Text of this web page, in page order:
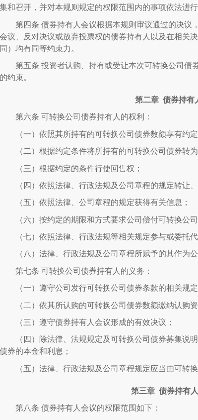
集和召开，并对本规则规定的权限范围内的事项依法进行
第四条 债券持有人会议根据本规则审议通过的决议
会议、反对决议或放弃投票权的债券持有人以及在相关
同）均有同等约束力。
第五条 投资者认购、持有或受让本次可转换公司债
的约束。
第二章 债券持有
第六条 可转换公司债券持有人的权利：
（一）依照其所持有的可转换公司债券数额享有约定
（二）根据约定条件将所持有的可转换公司债券转
（三）根据约定的条件行使回售权；
（四）依照法律、行政法规及公司章程的规定转让
（五）依照法律、公司章程的规定获得有关信息；
（六）按约定的期限和方式要求公司偿付可转换公
（七）依照法律、行政法规等相关规定参与或委托
（八）法律、行政法规及公司章程所赋予的其作为
第七条 可转换公司债券持有人的义务：
（一）遵守公司发行可转换公司债券条款的相关规定
（二）依其所认购的可转换公司债券数额缴纳认购资
（三）遵守债券持有人会议形成的有效决议；
（四）除法律、法规规定及可转换公司债券募集说
债券的本金和利息；
（五）法律、行政法规及公司章程规定应当由可转
第三章 债券持有
第八条 债券持有人会议的权限范围如下：